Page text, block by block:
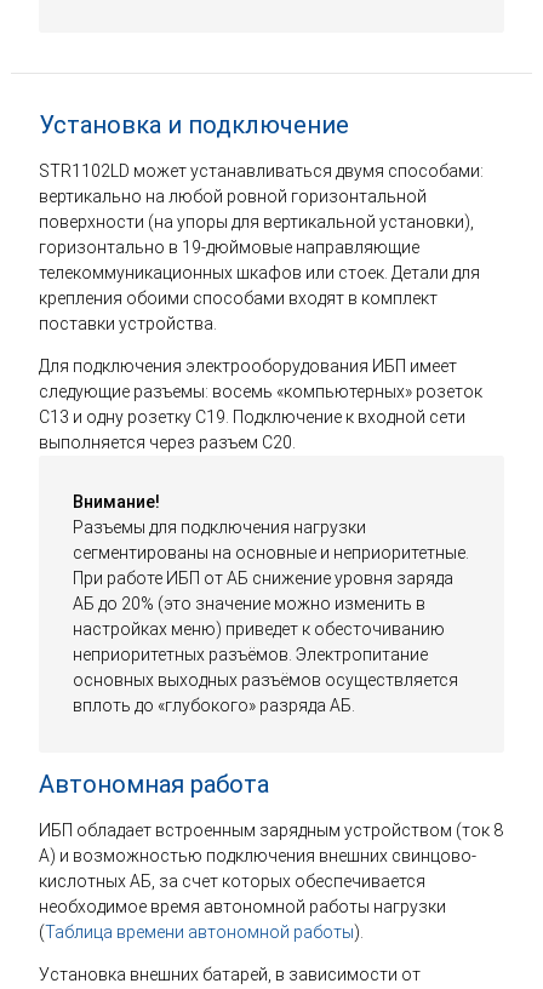
Установка и подключение
STR1102LD может устанавливаться двумя способами:
вертикально на любой ровной горизонтальной
поверхности (на упоры для вертикальной установки),
горизонтально в 19-дюймовые направляющие
телекоммуникационных шкафов или стоек. Детали для
крепления обоими способами входят в комплект
поставки устройства.
Для подключения электрооборудования ИБП имеет
следующие разъемы: восемь «компьютерных» розеток
С13 и одну розетку С19. Подключение к входной сети
выполняется через разъем C20.
Внимание!
Разъемы для подключения нагрузки
сегментированы на основные и неприоритетные.
При работе ИБП от АБ снижение уровня заряда
АБ до 20% (это значение можно изменить в
настройках меню) приведет к обесточиванию
неприоритетных разъёмов. Электропитание
основных выходных разъёмов осуществляется
вплоть до «глубокого» разряда АБ.
Автономная работа
ИБП обладает встроенным зарядным устройством (ток 8
А) и возможностью подключения внешних свинцово-
кислотных АБ, за счет которых обеспечивается
необходимое время автономной работы нагрузки
(Таблица времени автономной работы).
Установка внешних батарей, в зависимости от